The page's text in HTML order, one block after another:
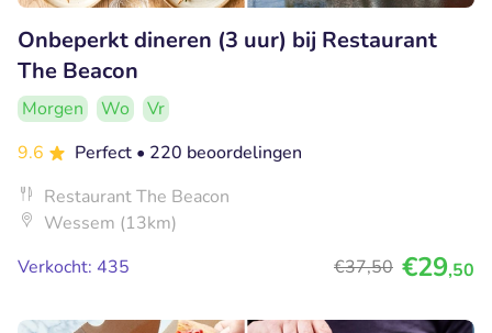
Onbeperkt dineren (3 uur) bij Restaurant
The Beacon
Morgen Wo
Vr
9.6
Perfect • 220 beoordelingen
Restaurant The Beacon
Wessem (13km)
Verkocht: 435
€37,50 €29,50